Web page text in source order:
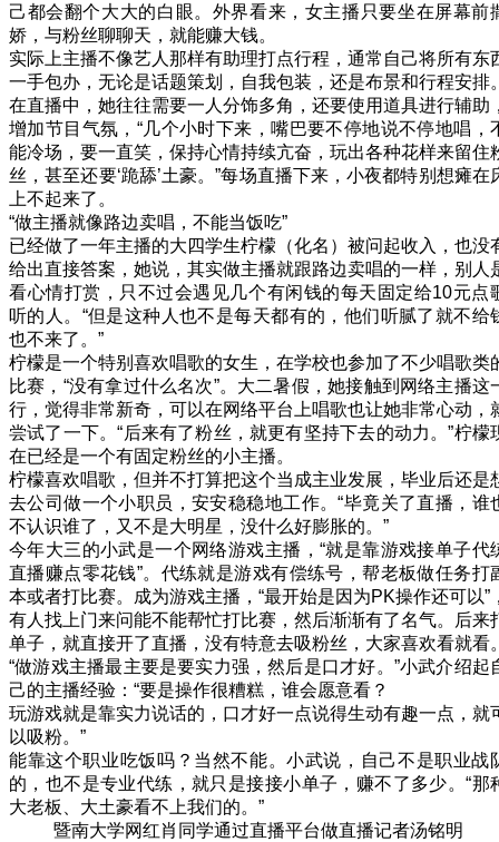
己都会翻个大大的白眼。外界看来，女主播只要坐在屏幕前
娇，与粉丝聊聊天，就能赚大钱。
实际上主播不像艺人那样有助理打点行程，通常自己将所有东
一手包办，无论是话题策划，自我包装，还是布景和行程安排
在直播中，她往往需要一人分饰多角，还要使用道具进行辅助
增加节目气氛，“几个小时下来，嘴巴要不停地说不停地唱，
能冷场，要一直笑，保持心情持续亢奋，玩出各种花样来留住
丝，甚至还要‘跪舔’土豪。”每场直播下来，小夜都特别想瘫在
上不起来了。
“做主播就像路边卖唱，不能当饭吃”
已经做了一年主播的大四学生柠檬（化名）被问起收入，也没
给出直接答案，她说，其实做主播就跟路边卖唱的一样，别人
看心情打赏，只不过会遇见几个有闲钱的每天固定给10元点
听的人。“但是这种人也不是每天都有的，他们听腻了就不给
也不来了。”
柠檬是一个特别喜欢唱歌的女生，在学校也参加了不少唱歌类
比赛，“没有拿过什么名次”。大二暑假，她接触到网络主播这
行，觉得非常新奇，可以在网络平台上唱歌也让她非常心动，
尝试了一下。“后来有了粉丝，就更有坚持下去的动力。”柠檬
在已经是一个有固定粉丝的小主播。
柠檬喜欢唱歌，但并不打算把这个当成主业发展，毕业后还是
去公司做一个小职员，安安稳稳地工作。“毕竟关了直播，谁
不认识谁了，又不是大明星，没什么好膨胀的。”
今年大三的小武是一个网络游戏主播，“就是靠游戏接单子代
直播赚点零花钱”。代练就是游戏有偿练号，帮老板做任务打
本或者打比赛。成为游戏主播，“最开始是因为PK操作还可以”
有人找上门来问能不能帮忙打比赛，然后渐渐有了名气。后来
单子，就直接开了直播，没有特意去吸粉丝，大家喜欢看就看
“做游戏主播最主要是要实力强，然后是口才好。”小武介绍起
己的主播经验：“要是操作很糟糕，谁会愿意看？
玩游戏就是靠实力说话的，口才好一点说得生动有趣一点，就
以吸粉。”
能靠这个职业吃饭吗？当然不能。小武说，自己不是职业战
的，也不是专业代练，就只是接接小单子，赚不了多少。“那
大老板、大土豪看不上我们的。”
暨南大学网红肖同学通过直播平台做直播记者汤铭明